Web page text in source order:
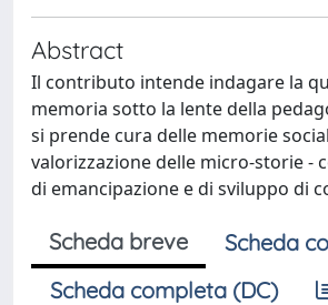
Abstract
Il contributo intende indagare la
memoria sotto la lente della
si prende cura delle memorie
valorizzazione delle micro-storie -
di emancipazione e di sviluppo di
Scheda breve
Scheda
Scheda completa (DC)